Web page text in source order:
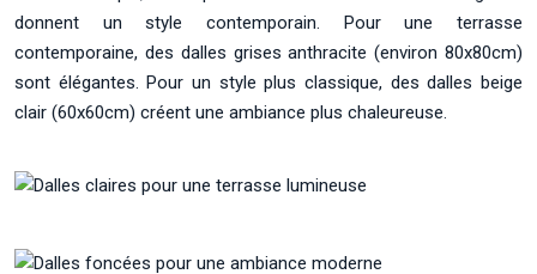
donnent un style contemporain. Pour une terrasse
contemporaine, des dalles grises anthracite (environ 80x80cm)
sont élégantes. Pour un style plus classique, des dalles beige
clair (60x60cm) créent une ambiance plus chaleureuse.